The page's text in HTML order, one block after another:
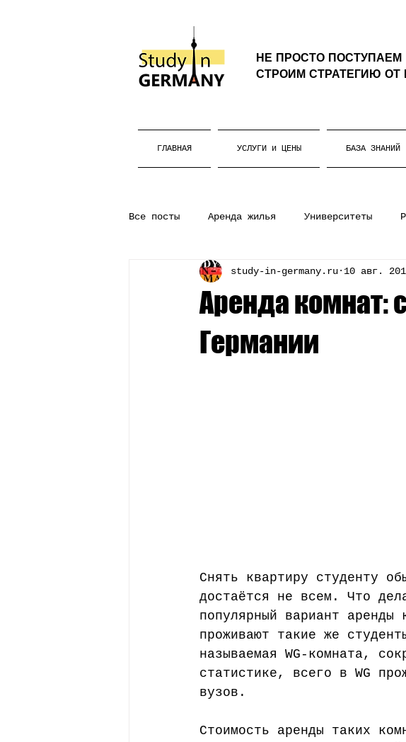
НЕ ПРОСТО ПОСТУПАЕМ
СТРОИМ СТРАТЕГИЮ
ГЛАВНАЯ УСЛУГИ и ЦЕНЫ БАЗА ЗНАНИЙ
Все посты Аренда жилья Университеты
Бакалавриат Жизнь в Германии
Стипендии
Аренда комнат:
Германии
study-in-germany.ru 10 авг.
Снять квартиру студенту
достаётся не всем. Что
популярный вариант
проживают такие же
называемая WG-комната,
статистике, всего в WG
вузов.
Стоимость аренды таких